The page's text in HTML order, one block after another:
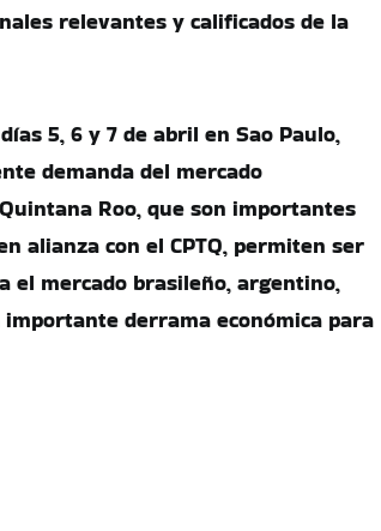
relevantes y calificados de la
5, 6 y 7 de abril en Sao Paulo,
demanda del mercado
Roo, que son importantes
alianza con el CPTQ, permiten ser
el mercado brasileño, argentino,
derrama económica para